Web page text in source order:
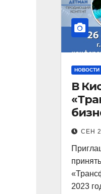
НОВОСТИ
В
СЕН
2023